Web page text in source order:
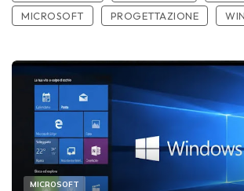
MICROSOFT
PROGETTAZIONE
MICROSOFT